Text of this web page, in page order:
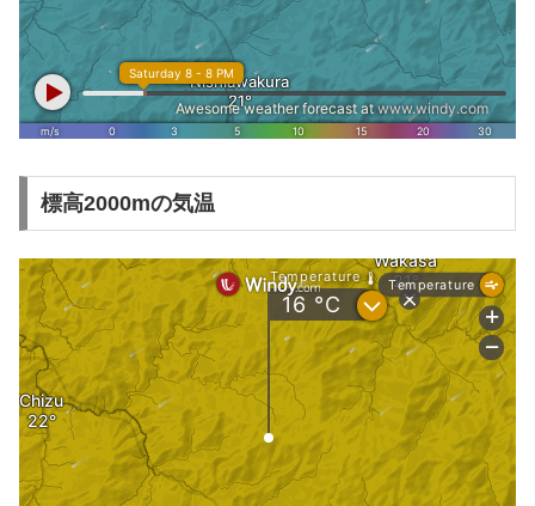
標高2000mの気温